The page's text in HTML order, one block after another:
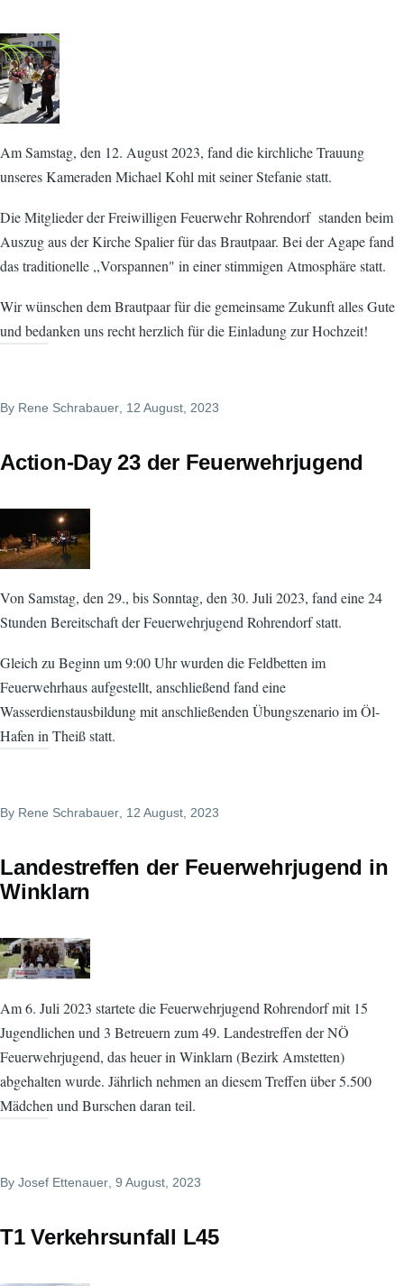
Am Samstag, den 12. August 2023, fand die kirchliche Trauung
unseres Kameraden Michael Kohl mit seiner Stefanie statt.
Die Mitglieder der Freiwilligen Feuerwehr Rohrendorf standen beim
Auszug aus der Kirche Spalier für das Brautpaar. Bei der Agape fand
das traditionelle ,,Vorspannen" in einer stimmigen Atmosphäre statt.
Wir wünschen dem Brautpaar für die gemeinsame Zukunft alles Gute
und bedanken uns recht herzlich für die Einladung zur Hochzeit!
By Rene Schrabauer , 12 August, 2023
Action-Day 23 der Feuerwehrjugend
Von Samstag, den 29., bis Sonntag, den 30. Juli 2023, fand eine 24
Stunden Bereitschaft der Feuerwehrjugend Rohrendorf statt.
Gleich zu Beginn um 9:00 Uhr wurden die Feldbetten im
Feuerwehrhaus aufgestellt, anschließend fand eine
Wasserdienstausbildung mit anschließenden Übungszenario im Öl-
Hafen in Theiß statt.
By Rene Schrabauer , 12 August, 2023
Landestreffen der Feuerwehrjugend in
Winklarn
Am 6. Juli 2023 startete die Feuerwehrjugend Rohrendorf mit 15
Jugendlichen und 3 Betreuern zum 49. Landestreffen der NÖ
Feuerwehrjugend, das heuer in Winklarn (Bezirk Amstetten)
abgehalten wurde. Jährlich nehmen an diesem Treffen über 5.500
Mädchen und Burschen daran teil.
By Josef Ettenauer , 9 August, 2023
T1 Verkehrsunfall L45